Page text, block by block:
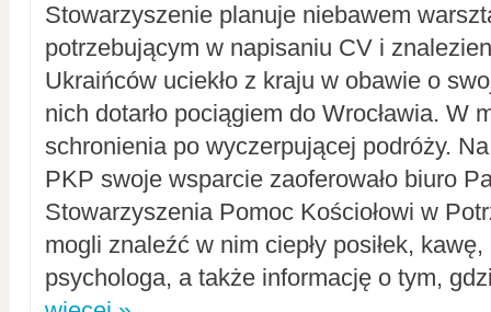
Stowarzyszenie planuje niebawem
potrzebującym w napisaniu CV i
Ukraińców uciekło z kraju w obawie o
nich dotarło pociągiem do Wrocławia. W
schronienia po wyczerpującej podróży.
PKP swoje wsparcie zaoferowało biuro
Stowarzyszenia Pomoc Kościołowi w
mogli znaleźć w nim ciepły posiłek,
psychologa, a także informację o tym,